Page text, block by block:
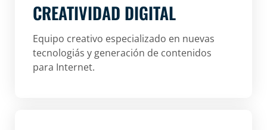
CREATIVIDAD DIGITAL
Equipo creativo especializado en nuevas
tecnologiás y generación de contenidos
para Internet.